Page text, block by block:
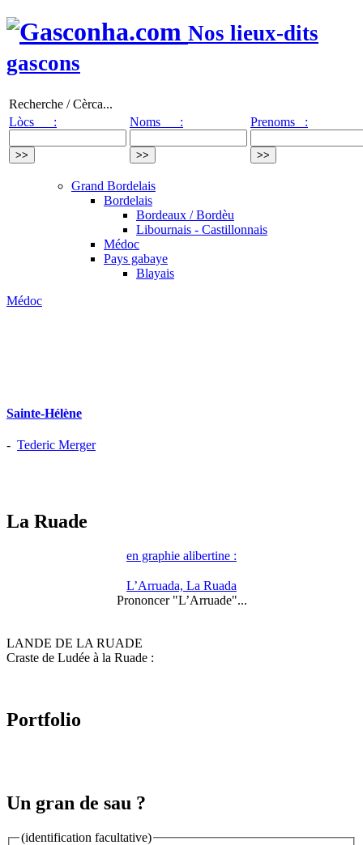
Nos lieux-dits
gascons
Recherche / Cèrca...
Lòcs :
Noms : Prenoms :
Grand Bordelais
Bordelais
Bordeaux / Bordèu
Libournais - Castillonnais
Médoc
Pays gabaye
Blayais
Médoc
Sainte-Hélène
- Tederic Merger
La Ruade
en graphie alibertine :
L’Arruada, La Ruada
Prononcer "L’Arruade"...
LANDE DE LA RUADE
Craste de Ludée à la Ruade :
Portfolio
Un gran de sau ?
(identification facultative)